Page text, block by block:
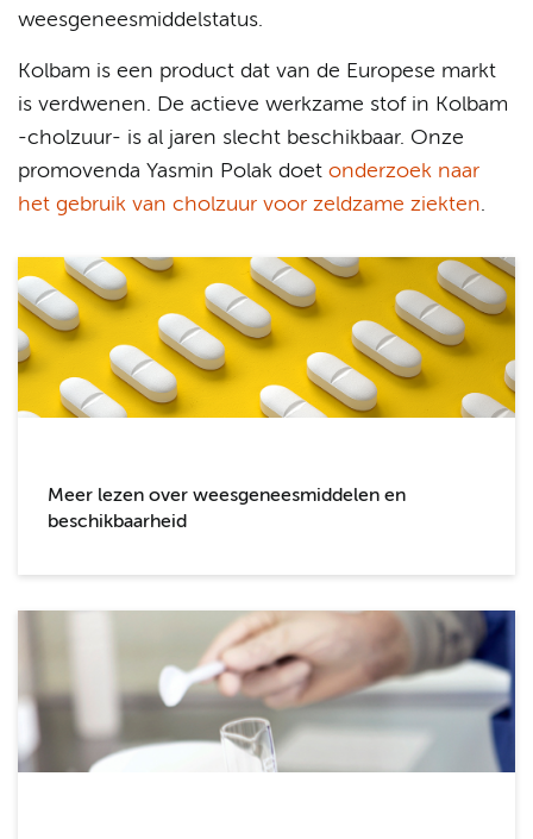
weesgeneesmiddelstatus.
Kolbam is een product dat van de Europese markt
is verdwenen. De actieve werkzame stof in Kolbam
-cholzuur- is al jaren slecht beschikbaar. Onze
promovenda Yasmin Polak doet onderzoek naar
het gebruik van cholzuur voor zeldzame ziekten.
Meer lezen over weesgeneesmiddelen en
beschikbaarheid